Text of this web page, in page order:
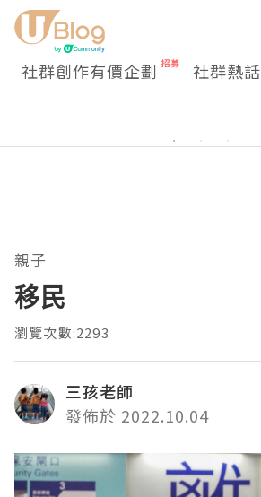
社群創作有價企劃 社群熱話
親子
移民
瀏覽次數:2293
三孩老師
發佈於 2022.10.04